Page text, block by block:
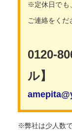
※定休日でも
ご連絡をくだ
0120-
ル】
※弊社は少人数